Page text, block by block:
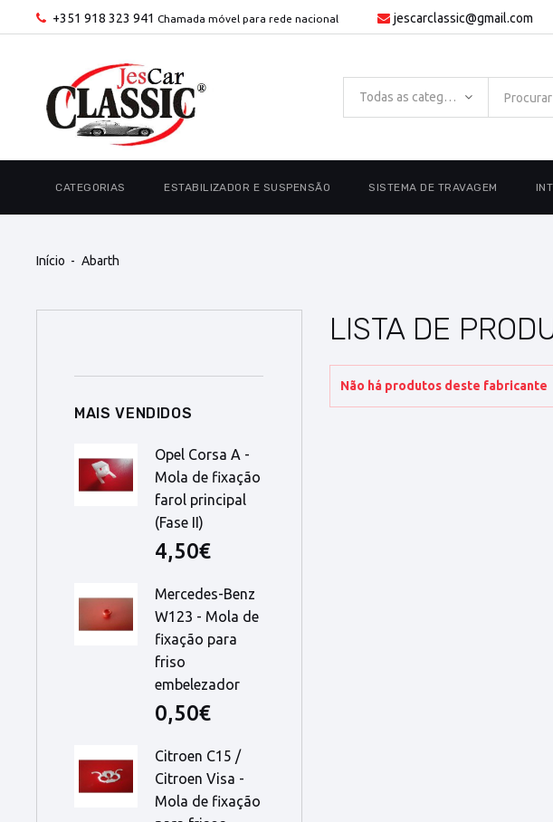
+351 918 323 941 Chamada móvel para rede nacional jescarclassic@gmail.com
Todas as categorias
CATEGORIAS ESTABILIZADOR E SUSPENSÃO SISTEMA DE TRAVAGEM
Início Abarth
LISTA DE
Não há produtos deste fabricante
MAIS VENDIDOS
Opel Corsa A -
Mola de fixação
farol principal
(Fase II)
4,50€
Mercedes-Benz
W123 - Mola de
fixação para
friso
embelezador
0,50€
Citroen C15 /
Citroen Visa -
Mola de fixação